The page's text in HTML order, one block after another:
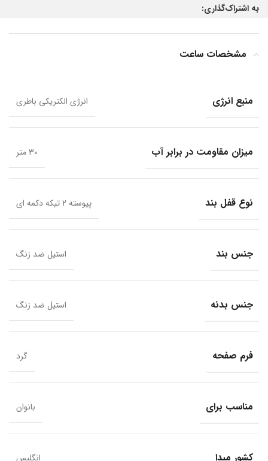
به اشتراک‌گذاری:
مشخصات ساعت
منبع انرژی انرژی الکتریکی باطری
میزان مقاومت در برابر آب 30 متر
نوع قفل بند پیوسته ۲ تیکه دکمه ای
جنس بند استیل ضد زنگ
جنس بدنه استیل ضد زنگ
فرم صفحه گرد
مناسب برای بانوان
کشور مبدا انگلیس